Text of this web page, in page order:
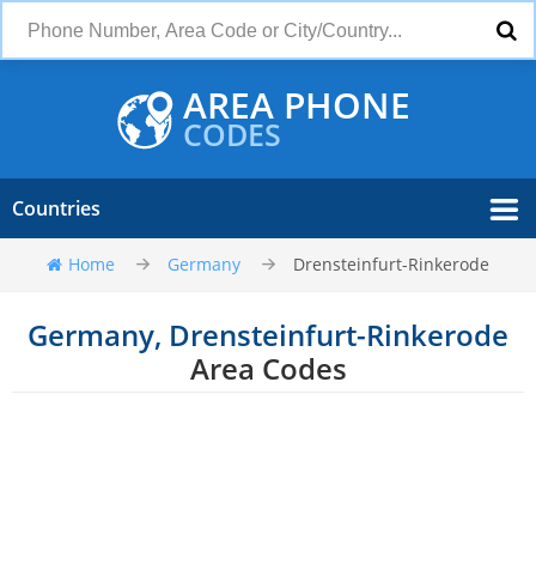
AREA PHONE
CODES
Countries
Home Germany Drensteinfurt-Rinkerode
Germany, Drensteinfurt-Rinkerode
Area Codes